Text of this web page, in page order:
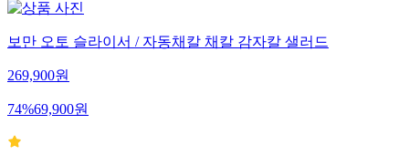
보만 오토 슬라이서 / 자동채칼 채칼 감자칼 샐러드
269,900원
74%69,900원